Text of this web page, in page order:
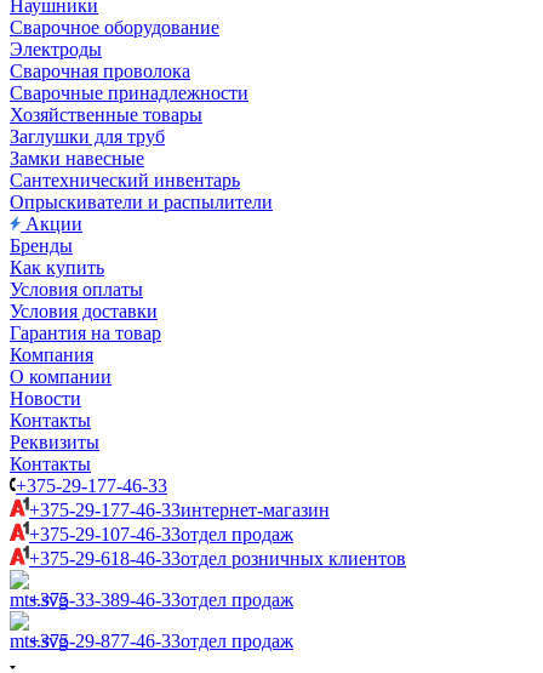
Наушники
Сварочное оборудование
Электроды
Сварочная проволока
Сварочные принадлежности
Хозяйственные товары
Заглушки для труб
Замки навесные
Сантехнический инвентарь
Опрыскиватели и распылители
Акции
Бренды
Как купить
Условия оплаты
Условия доставки
Гарантия на товар
Компания
О компании
Новости
Контакты
Реквизиты
Контакты
+375-29-177-46-33
+375-29-177-46-33интернет-магазин
+375-29-107-46-33отдел продаж
+375-29-618-46-33отдел розничных клиентов
+375-33-389-46-33отдел продаж
+375-29-877-46-33отдел продаж